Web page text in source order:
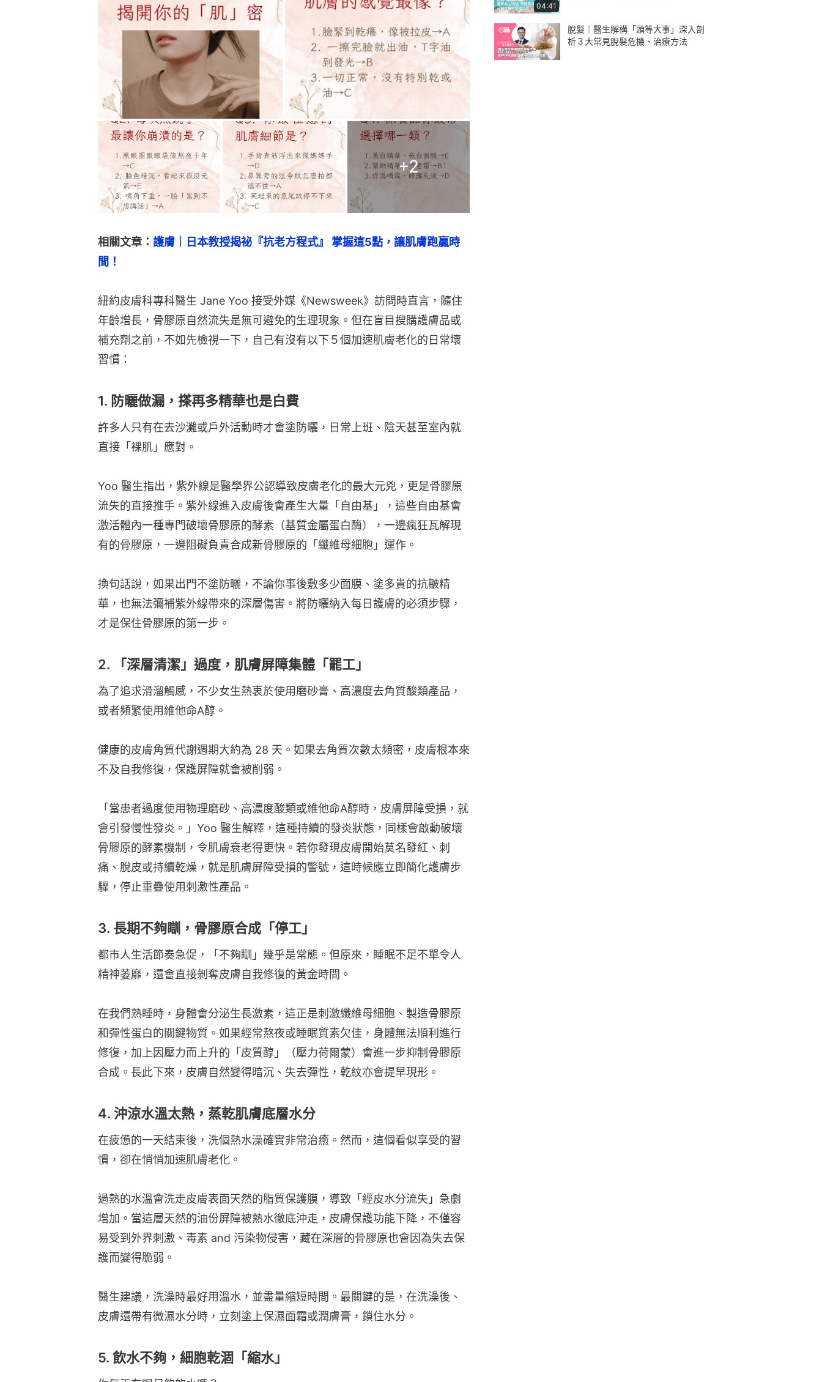
+2
相關文章： 護膚｜日本教授揭祕『抗老方程式』 掌握這5點，讓肌膚跑贏時
間！
紐約皮膚科專科醫生 Jane Yoo 接受外媒《Newsweek》訪問時直言，隨住
年齡增長，骨膠原自然流失是無可避免的生理現象。但在盲目搜購護膚品或
補充劑之前，不如先檢視一下，自己有沒有以下５個加速肌膚老化的日常壞
習慣：
1. 防曬做漏，搽再多精華也是白費
許多人只有在去沙灘或戶外活動時才會塗防曬，日常上班、陰天甚至室內就
直接「裸肌」應對。
Yoo 醫生指出，紫外線是醫學界公認導致皮膚老化的最大元兇，更是骨膠原
流失的直接推手。紫外線進入皮膚後會產生大量「自由基」，這些自由基會
激活體內一種專門破壞骨膠原的酵素（基質金屬蛋白酶），一邊瘋狂瓦解現
有的骨膠原，一邊阻礙負責合成新骨膠原的「纖維母細胞」運作。
換句話說，如果出門不塗防曬，不論你事後敷多少面膜、塗多貴的抗皺精
華，也無法彌補紫外線帶來的深層傷害。將防曬納入每日護膚的必須步驟，
才是保住骨膠原的第一步。
2. 「深層清潔」過度，肌膚屏障集體「罷工」
為了追求滑溜觸感，不少女生熱衷於使用磨砂膏、高濃度去角質酸類產品，
或者頻繁使用維他命A醇。
健康的皮膚角質代謝週期大約為 28 天。如果去角質次數太頻密，皮膚根本來
不及自我修復，保護屏障就會被削弱。
「當患者過度使用物理磨砂、高濃度酸類或維他命A醇時，皮膚屏障受損，就
會引發慢性發炎。」Yoo 醫生解釋，這種持續的發炎狀態，同樣會啟動破壞
骨膠原的酵素機制，令肌膚衰老得更快。若你發現皮膚開始莫名發紅、刺
痛、脫皮或持續乾燥，就是肌膚屏障受損的警號，這時候應立即簡化護膚步
驟，停止重疊使用刺激性產品。
3. 長期不夠瞓，骨膠原合成「停工」
都市人生活節奏急促，「不夠瞓」幾乎是常態。但原來，睡眠不足不單令人
精神萎靡，還會直接剝奪皮膚自我修復的黃金時間。
在我們熟睡時，身體會分泌生長激素，這正是刺激纖維母細胞、製造骨膠原
和彈性蛋白的關鍵物質。如果經常熬夜或睡眠質素欠佳，身體無法順利進行
修復，加上因壓力而上升的「皮質醇」（壓力荷爾蒙）會進一步抑制骨膠原
合成。長此下來，皮膚自然變得暗沉、失去彈性，乾紋亦會提早現形。
4. 沖涼水溫太熱，蒸乾肌膚底層水分
在疲憊的一天結束後，洗個熱水澡確實非常治癒。然而，這個看似享受的習
慣，卻在悄悄加速肌膚老化。
過熱的水溫會洗走皮膚表面天然的脂質保護膜，導致「經皮水分流失」急劇
增加。當這層天然的油份屏障被熱水徹底沖走，皮膚保護功能下降，不僅容
易受到外界刺激、毒素 and 污染物侵害，藏在深層的骨膠原也會因為失去保
護而變得脆弱。
醫生建議，洗澡時最好用溫水，並盡量縮短時間。最關鍵的是，在洗澡後、
皮膚還帶有微濕水分時，立刻塗上保濕面霜或潤膚膏，鎖住水分。
5. 飲水不夠，細胞乾涸「縮水」
04:41
脫髮｜醫生解構「頭等大事」深入剖
析３大常見脫髮危機、治療方法